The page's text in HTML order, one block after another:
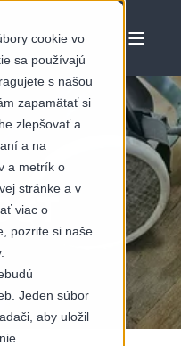
cookie vo
sa používajú
s našou
zapamätať si
zlepšovať a
a na
a metrík o
stránke a v
viac o
pozrite si naše
Jeden súbor
aby uložil